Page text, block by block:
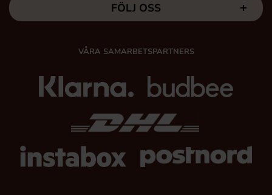
FÖLJ OSS
VÅRA SAMARBETSPARTNERS